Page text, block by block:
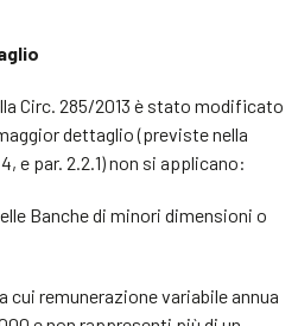
Circ. 285/2013 è stato modificato
dettaglio (previste nella
e par. 2.2.1) non si applicano:
Banche di minori dimensioni o
cui remunerazione variabile annua